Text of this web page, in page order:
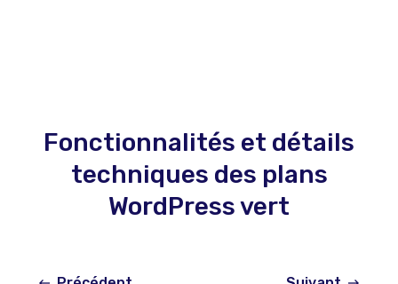
Fonctionnalités et détails
techniques des plans
WordPress vert